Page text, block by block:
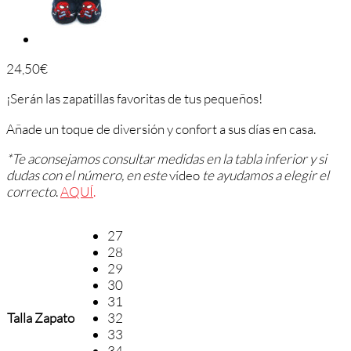
24,50€
¡Serán las zapatillas favoritas de tus pequeños!
Añade un toque de diversión y confort a sus días en casa.
*Te aconsejamos consultar medidas en la tabla inferior y si
dudas con el número, en estevídeo te ayudamos a elegir el
correcto.AQUÍ.
Talla Zapato
27
28
29
30
31
32
33